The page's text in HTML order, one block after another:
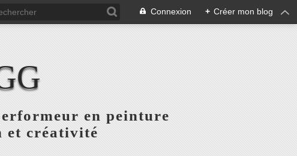
Connexion + Créer mon blog
en peinture
et créativité